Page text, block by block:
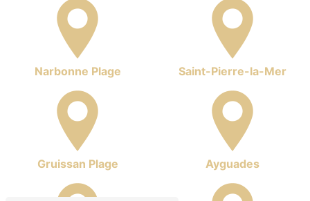
Narbonne Plage Saint-Pierre-la-Mer
Gruissan Plage Ayguades